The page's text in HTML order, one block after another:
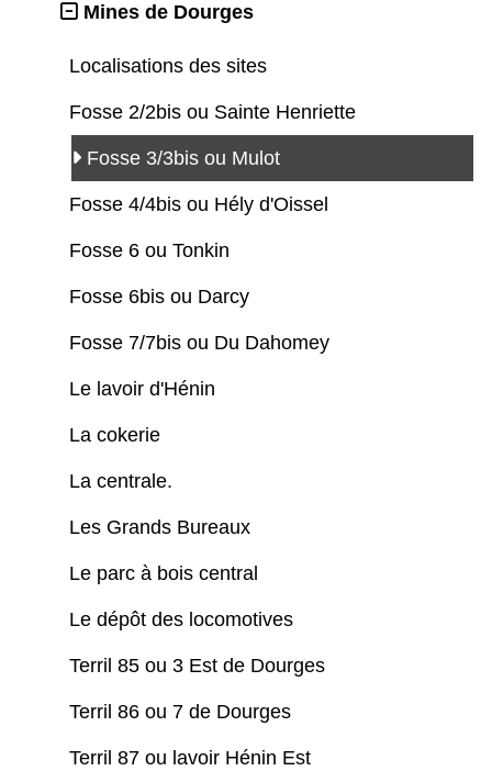
Mines de Dourges
Localisations des sites
Fosse 2/2bis ou Sainte Henriette
Fosse 3/3bis ou Mulot
Fosse 4/4bis ou Hély d'Oissel
Fosse 6 ou Tonkin
Fosse 6bis ou Darcy
Fosse 7/7bis ou Du Dahomey
Le lavoir d'Hénin
La cokerie
La centrale.
Les Grands Bureaux
Le parc à bois central
Le dépôt des locomotives
Terril 85 ou 3 Est de Dourges
Terril 86 ou 7 de Dourges
Terril 87 ou lavoir Hénin Est